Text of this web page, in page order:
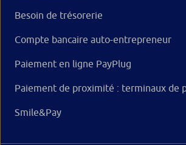
Besoin de trésorerie
Compte bancaire auto-entrepreneur
Paiement en ligne PayPlug
Paiement de proximité : terminaux de
Smile&Pay